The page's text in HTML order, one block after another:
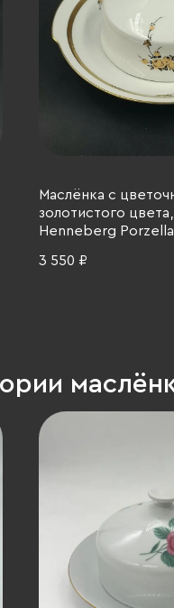
Маслёнка с
золотистого
Henneberg
3 550 ₽